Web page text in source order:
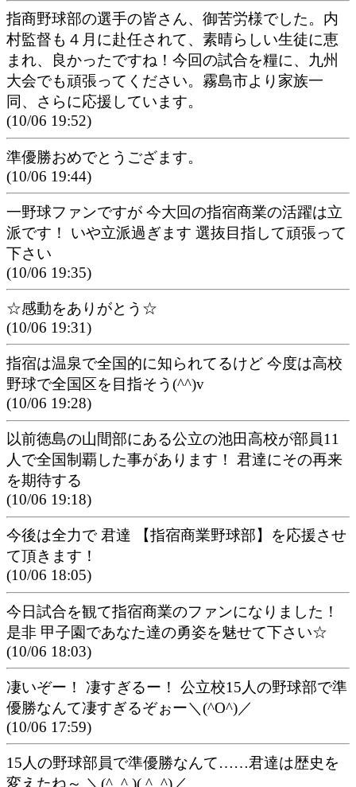
指商野球部の選手の皆さん、御苦労様でした。内
村監督も４月に赴任されて、素晴らしい生徒に恵
まれ、良かったですね！今回の試合を糧に、九州
大会でも頑張ってください。霧島市より家族一
同、さらに応援しています。
(10/06 19:52)
準優勝おめでとうござます。
(10/06 19:44)
一野球ファンですが 今大回の指宿商業の活躍は立
派です！ いや立派過ぎます 選抜目指して頑張って
下さい
(10/06 19:35)
☆感動をありがとう☆
(10/06 19:31)
指宿は温泉で全国的に知られてるけど 今度は高校
野球で全国区を目指そう(^^)v
(10/06 19:28)
以前徳島の山間部にある公立の池田高校が部員11
人で全国制覇した事があります！ 君達にその再来
を期待する
(10/06 19:18)
今後は全力で 君達 【指宿商業野球部】を応援させ
て頂きます！
(10/06 18:05)
今日試合を観て指宿商業のファンになりました！
是非 甲子園であなた達の勇姿を魅せて下さい☆
(10/06 18:03)
凄いぞー！ 凄すぎるー！ 公立校15人の野球部で準
優勝なんて凄すぎるぞぉー＼(^O^)／
(10/06 17:59)
15人の野球部員で準優勝なんて……君達は歴史を
変えたね～ ＼(^_^ )( ^_^)／